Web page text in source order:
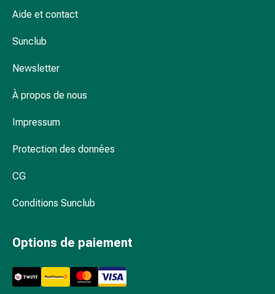
Digestion,
Maladies
la
Eczéma
et
Mycoses
des
ongles
et
Aide et contact
Sunclub
Newsletter
À propos de nous
Impressum
Protection des données
CG
Conditions Sunclub
Options de paiement